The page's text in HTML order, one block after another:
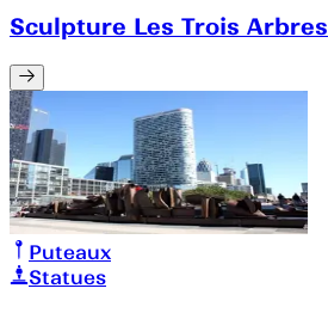
Sculpture Les Trois Arbres
Puteaux
Statues